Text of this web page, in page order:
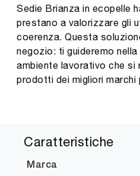
Sedie Brianza in ecopelle
prestano a valorizzare gli
coerenza. Questa
negozio: ti guideremo
ambiente lavorativo che si
prodotti dei migliori
Caratteristiche
Marca